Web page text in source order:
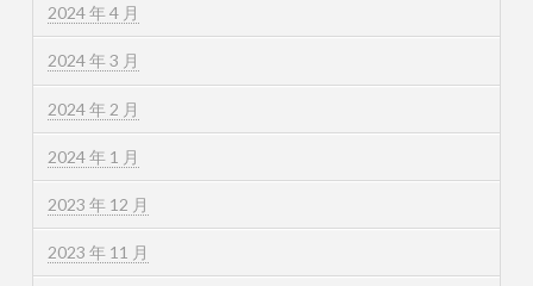
2024 年 4 月
2024 年 3 月
2024 年 2 月
2024 年 1 月
2023 年 12 月
2023 年 11 月